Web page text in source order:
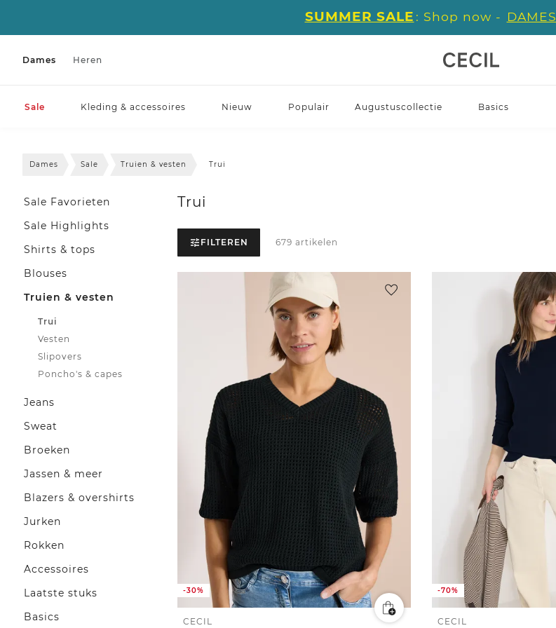
SUMMER SALE : Shop now - DAMES
Dames Heren
Sale Kleding & accessoires Nieuw Populair Augustuscollectie Basics
Dames Sale Truien & vesten Trui
Sale Favorieten
Sale Highlights
Shirts & tops
Blouses
Truien & vesten
Trui
Vesten
Slipovers
Poncho's & capes
Jeans
Sweat
Broeken
Jassen & meer
Blazers & overshirts
Jurken
Rokken
Accessoires
Laatste stuks
Basics
Trui
FILTEREN 679 artikelen
-30%
CECIL
-70%
CECIL